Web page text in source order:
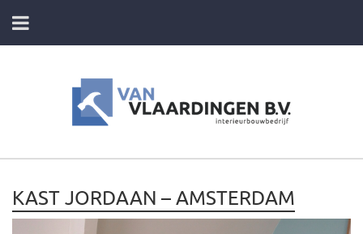
CONTACT
KAST JORDAAN – AMSTERDAM